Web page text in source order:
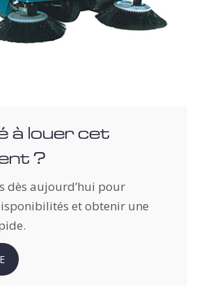
à louer cet
?
dès aujourd’hui pour
et obtenir une